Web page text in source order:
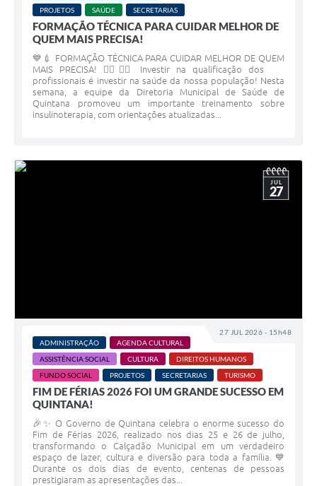
PROJETOS
SAÚDE SECRETARIAS
FORMAÇÃO TÉCNICA PARA CUIDAR MELHOR DE
QUEM MAIS PRECISA!
💙💉 FORMAÇÃO TÉCNICA PARA CUIDAR MELHOR DE QUEM
MAIS PRECISA! 👩‍⚕️👨‍⚕️ Investir na qualificação dos
profissionais é investir na saúde da nossa população! Nesta
semana, a equipe da Diretoria Municipal de Saúde de
Quintana promoveu um importante treinamento sobre
insulinoterapia, com orientações atualizadas...
27 JUL 2026 - 15h48
JUL
27
ADMINISTRAÇÃO
AGENDA CULTURAL
ASSISTÊNCIA SOCIAL
CULTURA
DIREITOS HUMANOS
FUNDO SOCIAL
PROJETOS SECRETARIAS TURISMO
FIM DE FÉRIAS 2026 FOI UM GRANDE SUCESSO EM
QUINTANA!
🎉✨ O Governo de Quintana celebra o enorme sucesso do
Fim de Férias 2026, realizado nos dias 25 e 26 de julho,
transformando o Calçadão Municipal em um verdadeiro
espaço de lazer, cultura e diversão para toda a família. 💙
Durante os dois dias de evento, centenas de pessoas
prestigiaram as apresentações das...